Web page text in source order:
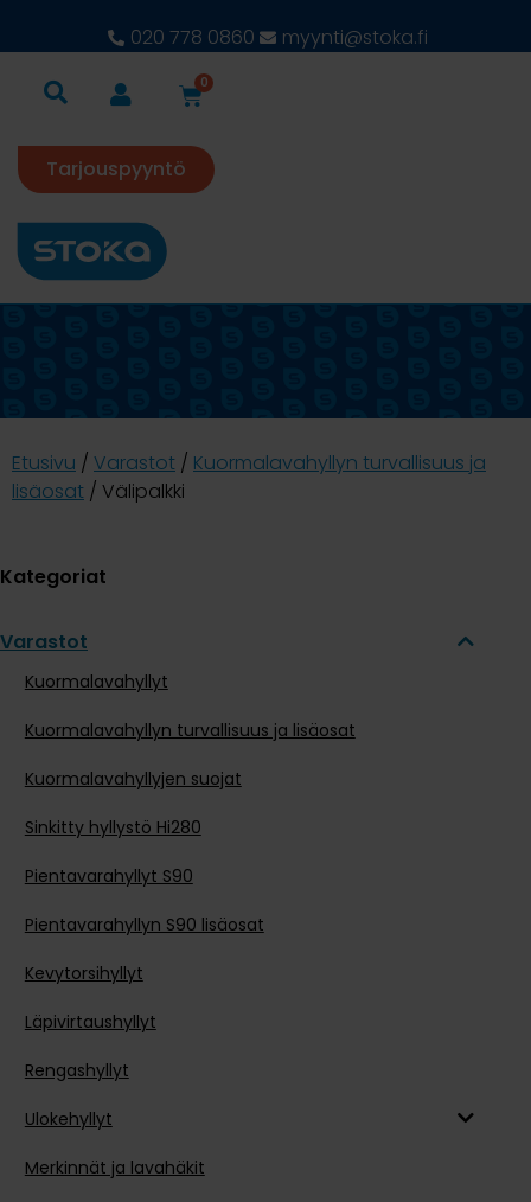
020 778 0860 myynti@stoka.fi
0
Tarjouspyyntö
Etusivu / Varastot / Kuormalavahyllyn turvallisuus ja
lisäosat / Välipalkki
Kategoriat
Varastot
Kuormalavahyllyt
Kuormalavahyllyn turvallisuus ja lisäosat
Kuormalavahyllyjen suojat
Sinkitty hyllystö Hi280
Pientavarahyllyt S90
Pientavarahyllyn S90 lisäosat
Kevytorsihyllyt
Läpivirtaushyllyt
Rengashyllyt
Ulokehyllyt
Merkinnät ja lavahäkit